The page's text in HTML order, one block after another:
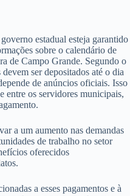
estadual esteja garantido
sobre o calendário de
de Campo Grande. Segundo o
ser depositados até o dia
de anúncios oficiais. Isso
entre os servidores municipais,
a um aumento nas demandas
de trabalho no setor
oferecidos
a esses pagamentos e à